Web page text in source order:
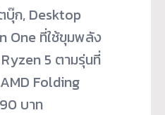
ก, Desktop
One ที่ใช้ขุมพลัง
5 ตามรุ่นที่
Folding
บาท